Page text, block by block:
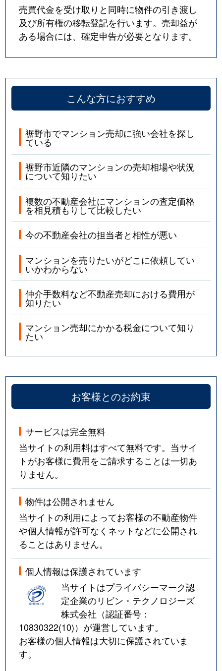
売買代金を受け取りと同時に物件の引き渡し
及び所有権の移転登記を行います。売却益が
ある場合には、確定申告が必要となります。
こんな方におすすめ
裾野市でマンション売却に強い会社を探し
ている
裾野市近隣のマンションの売却相場や状況
について知りたい
複数の不動産会社にマンションの査定価格
を相見積もりして比較したい
今の不動産会社の担当者と相性が悪い
マンションを売りたいがどこに依頼してい
いかわからない
仲介手数料など不動産売却における費用が
知りたい
マンション売却にかかる税金について知り
たい
お客様とのお約束
サービスは完全無料
当サイトの利用料はすべて無料です。当サイ
トがお客様に費用をご請求することは一切あ
りません。
物件は公開されません
当サイトの利用によってお客様の不動産物件
や個人情報が許可なくネットなどに公開され
ることはありません。
個人情報は保護されています
当サイトはプライバシーマーク認
定企業のリビン・テクノロジーズ
株式会社（認証番号：
10830322(10)）が運営しています。
お客様の個人情報は大切に保護されていま
す。